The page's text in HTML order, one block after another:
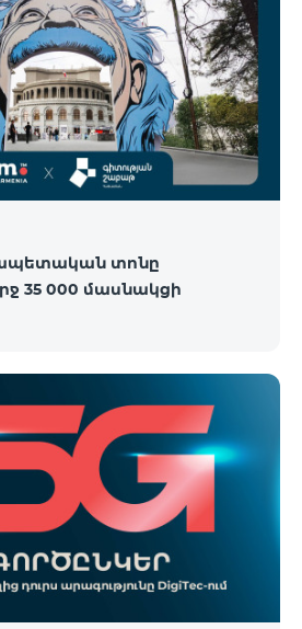
բերել AQARA Խելացի Տան
2 դրամով․ AQARA
(Smart Camera E1) AQARA
(Hub M100) Միանալու
պետք է անձնագրով
է միայն
տոնը
35 000 մասնակցի